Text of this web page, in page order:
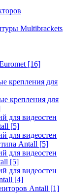
Multibrackets
[16]
крепления для
крепления для
для видеостен
[5]
для видеостен
Antall [5]
для видеостен
[5]
для видеостен
[4]
Antall [1]